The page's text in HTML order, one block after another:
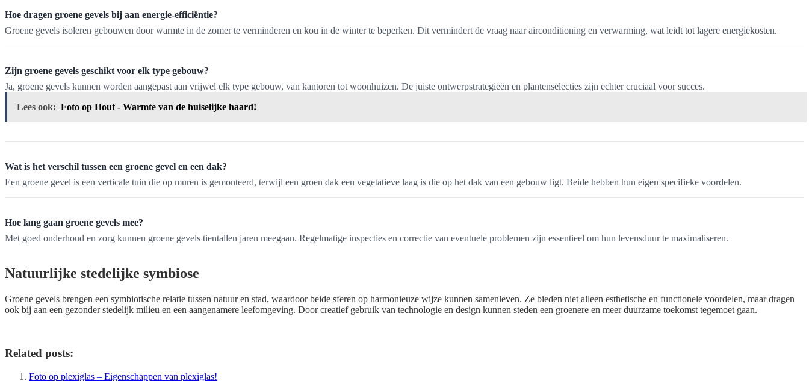
Hoe dragen groene gevels bij aan energie-efficiëntie?
Groene gevels isoleren gebouwen door warmte in de zomer te verminderen en kou in de winter te beperken. Dit vermindert de vraag naar airconditioning en verwarming, wat leidt tot lagere energiekosten.
Zijn groene gevels geschikt voor elk type gebouw?
Ja, groene gevels kunnen worden aangepast aan vrijwel elk type gebouw, van kantoren tot woonhuizen. De juiste ontwerpstrategieën en plantenselecties zijn echter cruciaal voor succes.
Lees ook: Foto op Hout - Warmte van de huiselijke haard!
Wat is het verschil tussen een groene gevel en een dak?
Een groene gevel is een verticale tuin die op muren is gemonteerd, terwijl een groen dak een vegetatieve laag is die op het dak van een gebouw ligt. Beide hebben hun eigen specifieke voordelen.
Hoe lang gaan groene gevels mee?
Met goed onderhoud en zorg kunnen groene gevels tientallen jaren meegaan. Regelmatige inspecties en correctie van eventuele problemen zijn essentieel om hun levensduur te maximaliseren.
Natuurlijke stedelijke symbiose
Groene gevels brengen een symbiotische relatie tussen natuur en stad, waardoor beide sferen op harmonieuze wijze kunnen samenleven. Ze bieden niet alleen esthetische en functionele voordelen, maar dragen
ook bij aan een gezonder stedelijk milieu en een aangenamere leefomgeving. Door creatief gebruik van technologie en design kunnen steden een groenere en meer duurzame toekomst tegemoet gaan.
Related posts:
Foto op plexiglas – Eigenschappen van plexiglas!